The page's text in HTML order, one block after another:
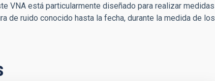
VNA está particularmente diseñado para realizar medidas
de ruido conocido hasta la fecha, durante la medida de los